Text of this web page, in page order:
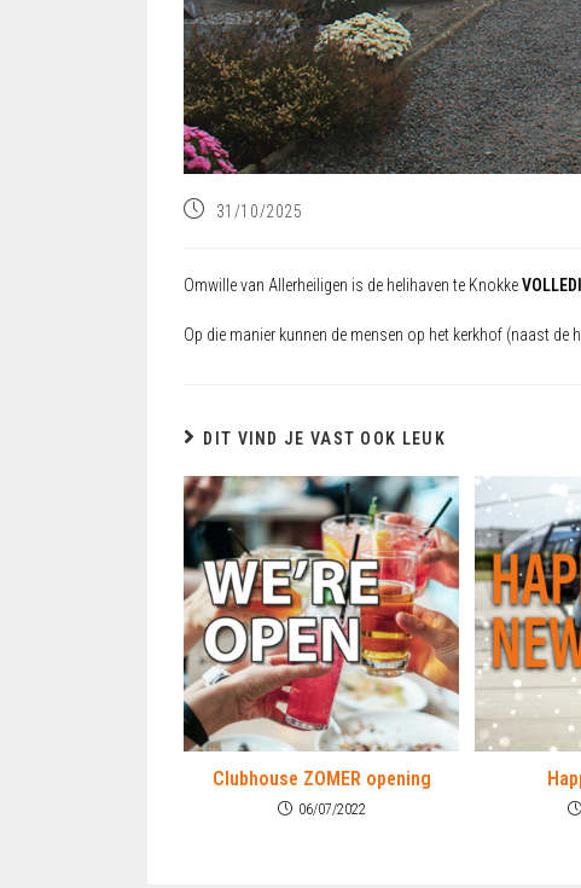
31/10/2025
Omwille van Allerheiligen is de helihaven te Knokke
Op die manier kunnen de mensen op het kerkhof (naast de
DIT VIND JE VAST OOK LEUK
Clubhouse ZOMER opening
06/07/2022